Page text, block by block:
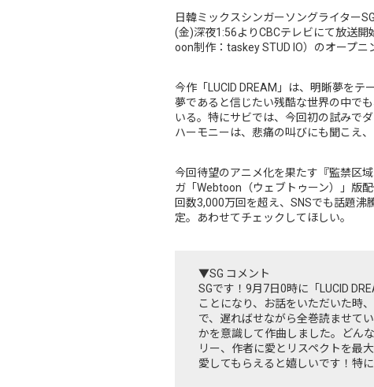
日韓ミックスシンガーソングライター
(金)深夜1:56よりCBCテレビにて放送
oon制作：taskey STUD IO）のオープ
今作「LUCID DREAM」は、明晰夢を
夢であると信じたい残酷な世界の中で
いる。特にサビでは、今回初の試みで
ハーモニーは、悲痛の叫びにも聞こえ
今回待望のアニメ化を果たす『監禁区
ガ「Webtoon（ウェブトゥーン）」版
回数3,000万回を超え、SNSでも話題
定。あわせてチェックしてほしい。
▼SG コメント
SGです！9月7日0時に「LUCID
ことになり、お話をいただいた時
で、遅ればせながら全巻読ませて
かを意識して作曲しました。どん
リー、作者に愛とリスペクトを最
愛してもらえると嬉しいです！特